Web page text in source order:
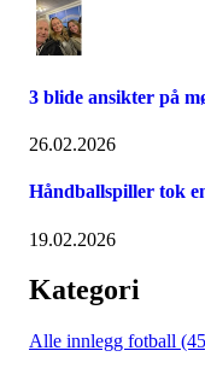
3 blide ansikter på
26.02.2026
Håndballspiller tok
19.02.2026
Kategori
Alle innlegg fotball